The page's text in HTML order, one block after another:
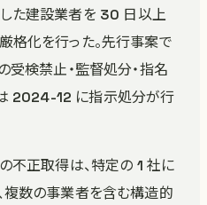
た建設業者を 30 日以上
格化を行った。先行事案で
受検禁止・監督処分・指名
2024-12 に指示処分が行
不正取得は、特定の 1 社に
複数の事業者を含む構造的